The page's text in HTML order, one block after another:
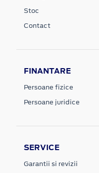
Stoc
Contact
FINANTARE
Persoane fizice
Persoane juridice
SERVICE
Garantii si revizii